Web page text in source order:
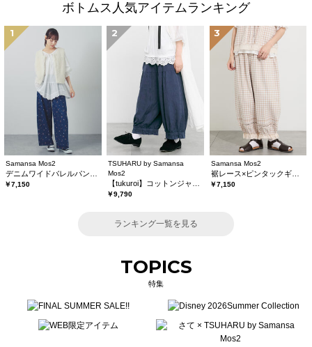
ボトムス人気アイテムランキング
1
Samansa Mos2
￥7,150
2
TSUHARU by Samansa
Mos2
￥9,790
3
Samansa Mos2
裾レース×ピンタックギャザーパンツ《限定カラーあり》
￥7,150
ランキング一覧を見る
TOPICS
特集